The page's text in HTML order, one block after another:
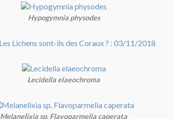
Hypogymnia physodes
Lecidella elaeochroma
Melanelixia sp, Flavoparmelia caperata